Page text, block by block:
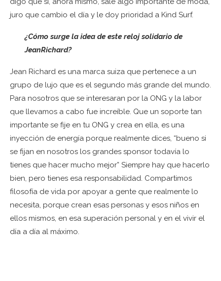
juro que cambio el día y le doy prioridad a Kind Surf.
¿Cómo surge la idea de este reloj solidario de
JeanRichard?
Jean Richard es una marca suiza que pertenece a un
grupo de lujo que es el segundo más grande del mundo.
Para nosotros que se interesaran por la ONG y la labor
que llevamos a cabo fue increíble. Que un soporte tan
importante se fije en tu ONG y crea en ella, es una
inyección de energía porque realmente dices, “bueno si
se fijan en nosotros los grandes sponsor todavía lo
tienes que hacer mucho mejor” Siempre hay que hacerlo
bien, pero tienes esa responsabilidad. Compartimos
filosofía de vida por apoyar a gente que realmente lo
necesita, porque crean esas personas y esos niños en
ellos mismos, en esa superación personal y en el vivir el
día a día al máximo.